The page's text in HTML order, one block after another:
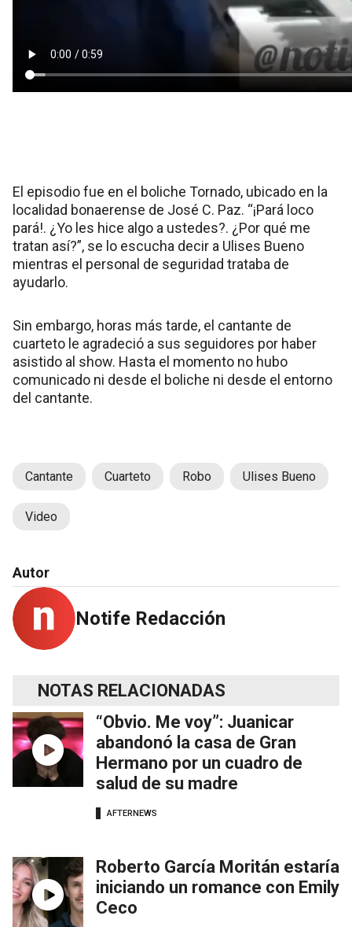
El episodio fue en el boliche Tornado, ubicado en la
localidad bonaerense de José C. Paz. “¡Pará loco
pará!. ¿Yo les hice algo a ustedes?. ¿Por qué me
tratan así?”, se lo escucha decir a Ulises Bueno
mientras el personal de seguridad trataba de
ayudarlo.
Sin embargo, horas más tarde, el cantante de
cuarteto le agradeció a sus seguidores por haber
asistido al show. Hasta el momento no hubo
comunicado ni desde el boliche ni desde el entorno
del cantante.
Cantante Cuarteto Robo Ulises Bueno
Video
Autor
Notife Redacción
NOTAS RELACIONADAS
“Obvio. Me voy”: Juanicar
abandonó la casa de Gran
Hermano por un cuadro de
salud de su madre
AFTERNEWS
Roberto García Moritán estaría
iniciando un romance con Emily
Ceco